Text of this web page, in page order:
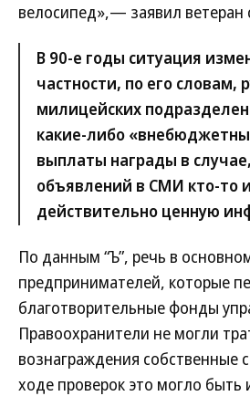
велосипед»,— заявил ветеран
В 90-е годы ситуация
частности, по его словам,
милицейских
какие-либо
выплаты награды в
объявлений в СМИ кто-то
действительно ценную
По данным “Ъ”, речь в
предпринимателей, которые
благотворительные фонды
Правоохранители не могли
вознаграждения собственные
ходе проверок это могло быть